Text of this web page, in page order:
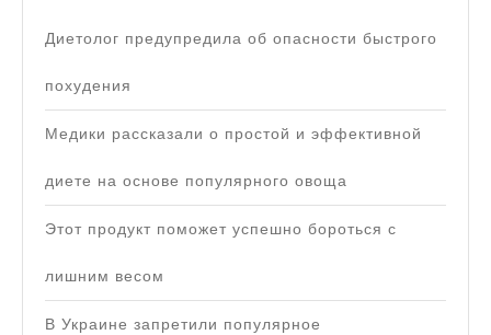
Диетолог предупредила об опасности быстрого
похудения
Медики рассказали о простой и эффективной
диете на основе популярного овоща
Этот продукт поможет успешно бороться с
лишним весом
В Украине запретили популярное